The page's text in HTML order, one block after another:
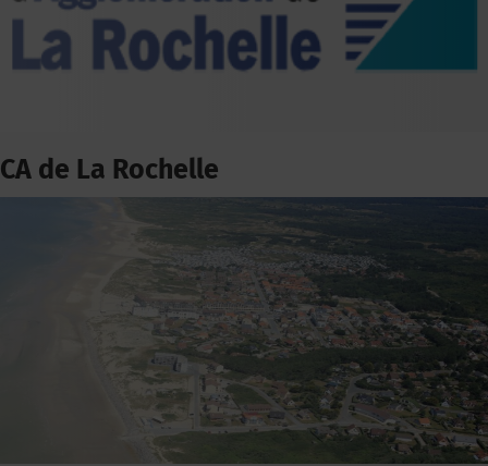
CA de La Rochelle